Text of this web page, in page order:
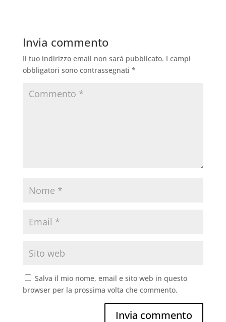
Invia commento
Il tuo indirizzo email non sarà pubblicato. I campi
obbligatori sono contrassegnati *
Salva il mio nome, email e sito web in questo
browser per la prossima volta che commento.